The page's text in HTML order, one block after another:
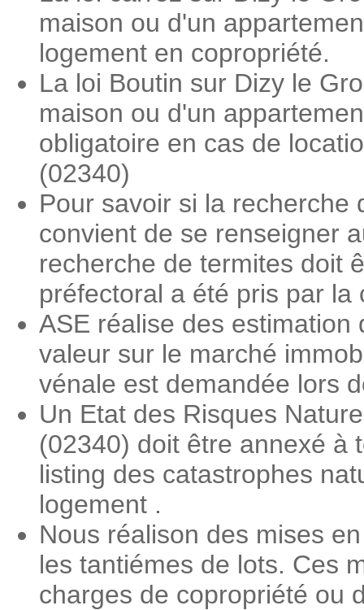
maison ou d'un
logement en copropriété.
La loi Boutin sur Dizy le
maison ou d'un
obligatoire en cas de
(02340)
Pour savoir si la recherche
convient de se renseigner
recherche de termites doit
préfectoral a été pris par la
ASE réalise des
valeur sur le marché
vénale est demandée lors
Un Etat des Risques
(02340) doit être annexé à
listing des catastrophes
logement .
Nous réalison des mises
les tantiémes de lots. Ces
charges de copropriété ou